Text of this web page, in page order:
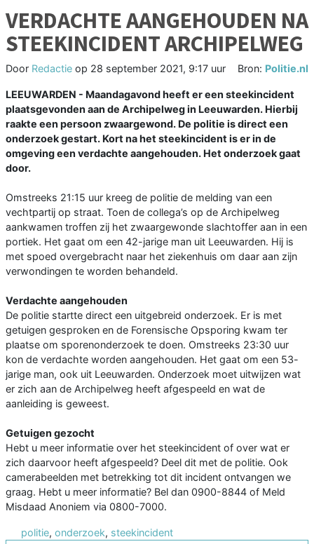
VERDACHTE AANGEHOUDEN NA
STEEKINCIDENT ARCHIPELWEG
Door Redactie op 28 september 2021, 9:17 uur Bron: Politie.nl
LEEUWARDEN - Maandagavond heeft er een steekincident
plaatsgevonden aan de Archipelweg in Leeuwarden. Hierbij
raakte een persoon zwaargewond. De politie is direct een
onderzoek gestart. Kort na het steekincident is er in de
omgeving een verdachte aangehouden. Het onderzoek gaat
door.
Omstreeks 21:15 uur kreeg de politie de melding van een
vechtpartij op straat. Toen de collega’s op de Archipelweg
aankwamen troffen zij het zwaargewonde slachtoffer aan in een
portiek. Het gaat om een 42-jarige man uit Leeuwarden. Hij is
met spoed overgebracht naar het ziekenhuis om daar aan zijn
verwondingen te worden behandeld.
Verdachte aangehouden
De politie startte direct een uitgebreid onderzoek. Er is met
getuigen gesproken en de Forensische Opsporing kwam ter
plaatse om sporenonderzoek te doen. Omstreeks 23:30 uur
kon de verdachte worden aangehouden. Het gaat om een 53-
jarige man, ook uit Leeuwarden. Onderzoek moet uitwijzen wat
er zich aan de Archipelweg heeft afgespeeld en wat de
aanleiding is geweest.
Getuigen gezocht
Hebt u meer informatie over het steekincident of over wat er
zich daarvoor heeft afgespeeld? Deel dit met de politie. Ook
camerabeelden met betrekking tot dit incident ontvangen we
graag. Hebt u meer informatie? Bel dan 0900-8844 of Meld
Misdaad Anoniem via 0800-7000.
politie, onderzoek, steekincident